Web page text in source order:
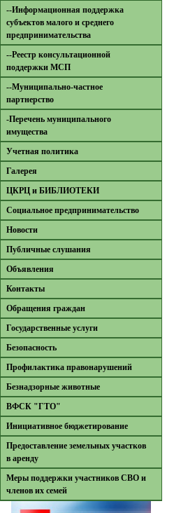
--Информационная поддержка
субъектов малого и среднего
предпринимательства
--Реестр консультационной
поддержки МСП
--Муниципально-частное
партнерство
-Перечень муниципального
имущества
Учетная политика
Галерея
ЦКРЦ и БИБЛИОТЕКИ
Социальное предпринимательство
Новости
Публичные слушания
Объявления
Контакты
Обращения граждан
Государственные услуги
Безопасность
Профилактика правонарушений
Безнадзорные животные
ВФСК "ГТО"
Инициативное бюджетирование
Предоставление земельных участков
в аренду
Меры поддержки участников СВО и
членов их семей